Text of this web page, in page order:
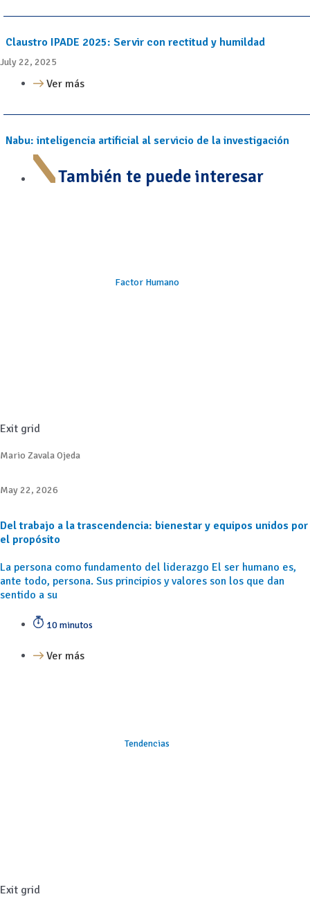
Claustro IPADE 2025: Servir con rectitud y humildad
July 22, 2025
Ver más
Nabu: inteligencia artificial al servicio de la investigación
También te puede interesar
Factor Humano
Exit grid
Mario Zavala Ojeda
May 22, 2026
Del trabajo a la trascendencia: bienestar y equipos unidos por
el propósito
La persona como fundamento del liderazgo El ser humano es,
ante todo, persona. Sus principios y valores son los que dan
sentido a su
10 minutos
Ver más
Tendencias
Exit grid